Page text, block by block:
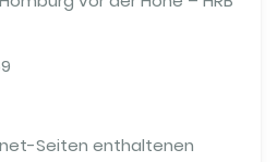
Seiten enthaltenen